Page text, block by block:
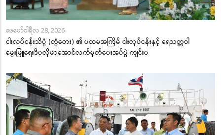
ဖေဖော်ဝါရီလ 28, 2026
ငါးလုပ်ငန်းသိပ္ပံ (တွံတေး) ၏ ပထမအကြိမ် ငါးလုပ်ငန်းနှင့် ရေသတ္တဝါ
မွေးမြူရေးဒီပလိုမာအောင်လက်မှတ်ပေးအပ်ပွဲ ကျင်းပ